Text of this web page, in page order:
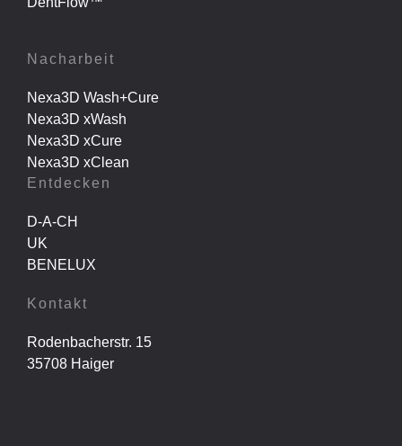
Nacharbeit
Nexa3D Wash+Cure
Nexa3D xWash
Nexa3D xCure
Nexa3D xClean
Entdecken
D-A-CH
UK
BENELUX
Kontakt
Rodenbacherstr. 15
35708 Haiger